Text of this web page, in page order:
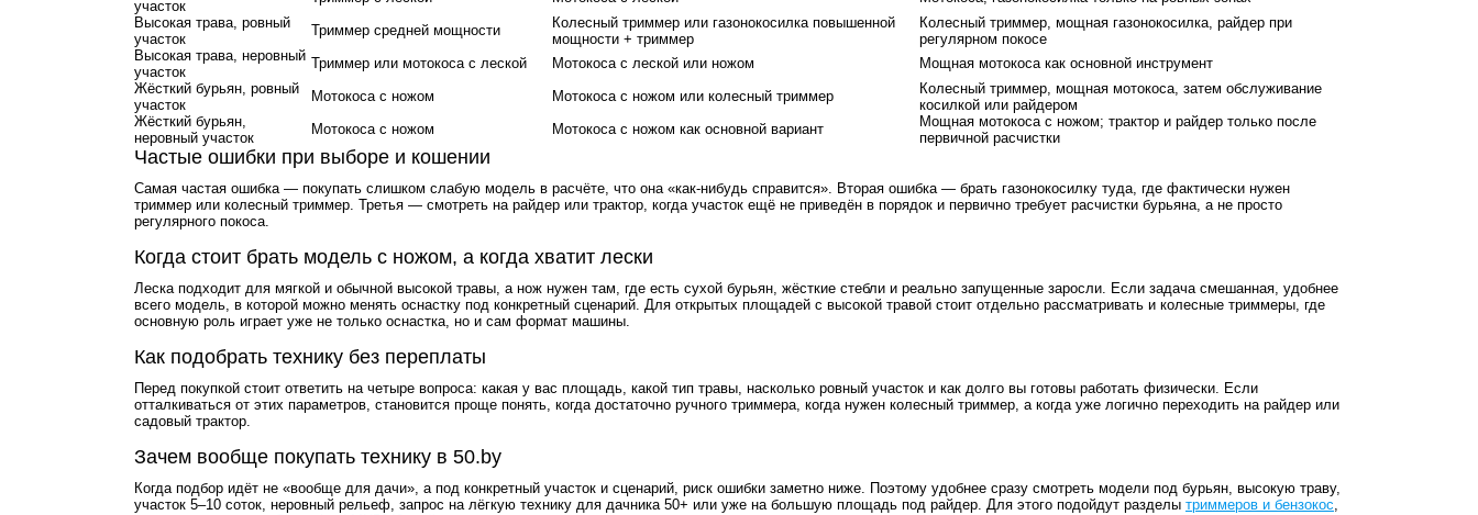
участок
Высокая трава, ровный
участок
Триммер средней мощности
Колесный триммер или газонокосилка повышенной
мощности + триммер
Колесный триммер, мощная газонокосилка, райдер при
регулярном покосе
Высокая трава, неровный
участок
Триммер или мотокоса с леской Мотокоса с леской или ножом
Мощная мотокоса как основной инструмент
Жёсткий бурьян, ровный
участок
Мотокоса с ножом Мотокоса с ножом или колесный триммер
Колесный триммер, мощная мотокоса, затем обслуживание
косилкой или райдером
Жёсткий бурьян,
неровный участок
Мотокоса с ножом Мотокоса с ножом как основной вариант
Мощная мотокоса с ножом; трактор и райдер только после
первичной расчистки
Частые ошибки при выборе и кошении
Самая частая ошибка — покупать слишком слабую модель в расчёте, что она «как-нибудь справится». Вторая ошибка — брать газонокосилку туда, где фактически нужен
триммер или колесный триммер. Третья — смотреть на райдер или трактор, когда участок ещё не приведён в порядок и первично требует расчистки бурьяна, а не просто
регулярного покоса.
Когда стоит брать модель с ножом, а когда хватит лески
Леска подходит для мягкой и обычной высокой травы, а нож нужен там, где есть сухой бурьян, жёсткие стебли и реально запущенные заросли. Если задача смешанная, удобнее
всего модель, в которой можно менять оснастку под конкретный сценарий. Для открытых площадей с высокой травой стоит отдельно рассматривать и колесные триммеры, где
основную роль играет уже не только оснастка, но и сам формат машины.
Как подобрать технику без переплаты
Перед покупкой стоит ответить на четыре вопроса: какая у вас площадь, какой тип травы, насколько ровный участок и как долго вы готовы работать физически. Если
отталкиваться от этих параметров, становится проще понять, когда достаточно ручного триммера, когда нужен колесный триммер, а когда уже логично переходить на райдер или
садовый трактор.
Зачем вообще покупать технику в 50.by
Когда подбор идёт не «вообще для дачи», а под конкретный участок и сценарий, риск ошибки заметно ниже. Поэтому удобнее сразу смотреть модели под бурьян, высокую траву,
участок 5–10 соток, неровный рельеф, запрос на лёгкую технику для дачника 50+ или уже на большую площадь под райдер. Для этого подойдут разделы триммеров и бензокос,